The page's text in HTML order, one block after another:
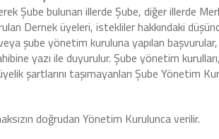
Şube bulunan illerde Şube, diğer illerde
Dernek üyeleri, istekliler hakkındaki
şube yönetim kuruluna yapılan
yazı ile duyurulur. Şube yönetim
şartlarını taşımayanları Şube Yönetim
doğrudan Yönetim Kurulunca verilir.